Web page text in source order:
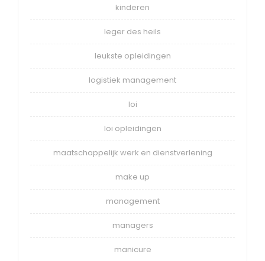
kinderen
leger des heils
leukste opleidingen
logistiek management
loi
loi opleidingen
maatschappelijk werk en dienstverlening
make up
management
managers
manicure